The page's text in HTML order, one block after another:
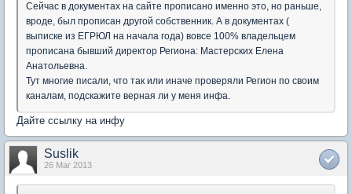
Сейчас в документах на сайте прописано именно это, но раньше,
вроде, был прописан другой собственник. А в документах (
выписке из ЕГРЮЛ на начала года) вовсе 100% владельцем
прописана бывший директор Региона: Мастерских Елена
Анатольевна.
Тут многие писали, что так или иначе проверяли Регион по своим
каналам, подскажите верная ли у меня инфа.
Дайте ссылку на инфу
Suslik
26 Mar 2013